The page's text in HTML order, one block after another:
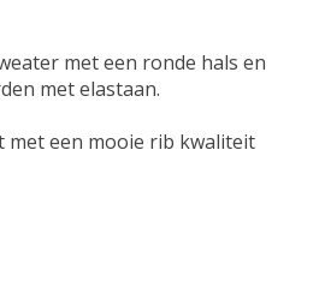
met een ronde hals en
met elastaan.
met een mooie rib kwaliteit
product is